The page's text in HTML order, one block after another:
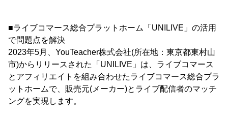
■ライブコマース総合プラットホーム「UNILIVE」の活用
で問題点を解決
2023年5月、YouTeacher株式会社(所在地：東京都東村山
市)からリリースされた「UNILIVE」は、ライブコマース
とアフィリエイトを組み合わせたライブコマース総合プラ
ットホームで、販売元(メーカー)とライブ配信者のマッチ
ングを実現します。